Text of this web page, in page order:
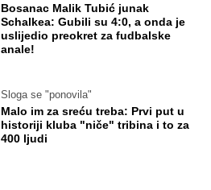
Bosanac Malik Tubić junak
Schalkea: Gubili su 4:0, a onda je
uslijedio preokret za fudbalske
anale!
Sloga se "ponovila"
Malo im za sreću treba: Prvi put u
historiji kluba "niče" tribina i to za
400 ljudi